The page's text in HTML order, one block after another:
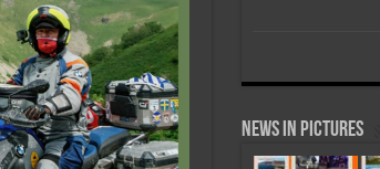
News in Pictures